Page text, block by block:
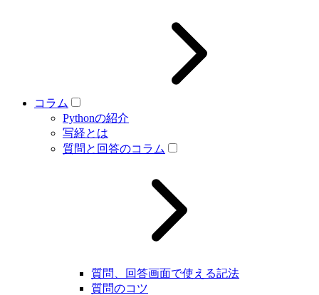
コラム
Pythonの紹介
写経とは
質問と回答のコラム
質問、回答画面で使える記法
質問のコツ